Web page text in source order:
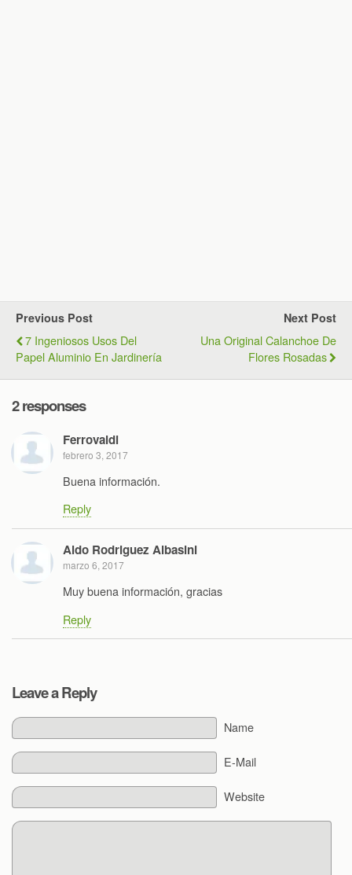
Previous Post
7 Ingeniosos Usos Del
Papel Aluminio En Jardinería
Next Post
Una Original Calanchoe De
Flores Rosadas
2 responses
Ferrovaldi
febrero 3, 2017
Buena información.
Reply
Aldo Rodriguez Albasini
marzo 6, 2017
Muy buena información, gracias
Reply
Leave a Reply
Name
E-Mail
Website